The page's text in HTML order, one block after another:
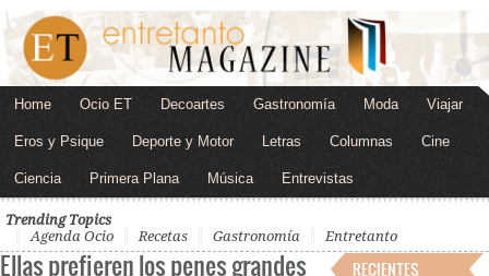
Home Ocio ET Decoartes Gastronomía Moda Viajar
Eros y Psique Deporte y Motor Letras Columnas Cine
Ciencia Primera Plana Música Entrevistas
Trending Topics
Agenda Ocio
Recetas Gastronomía Entretanto
Ellas prefieren los penes grandes
RECIENTES